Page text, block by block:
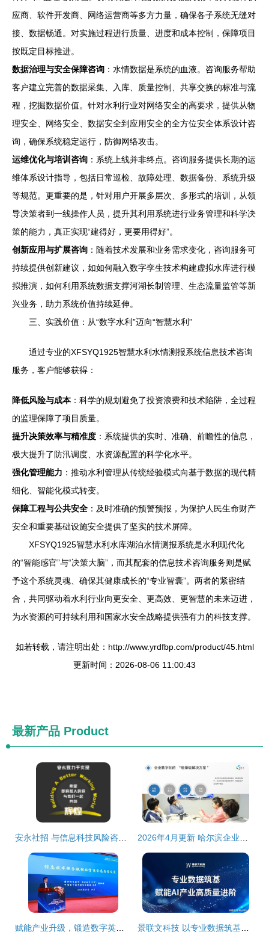
应商、软件开发商、网络运营商等多方力量，确保各子系统无缝对
接、数据畅通。对实施过程进行质量、进度和成本控制，保障项目
按既定目标推进。
数据治理与安全保障咨询 ：水情数据是系统的血液。咨询服务帮助
客户建立完善的数据采集、入库、质量控制、共享交换的标准与流
程，挖掘数据价值。针对水利行业对网络安全的高要求，提供从物
理安全、网络安全、数据安全到应用安全的全方位安全体系设计咨
询，确保系统稳定运行，防御网络攻击。
运维优化与培训咨询 ：系统上线并非终点。咨询服务提供长期的运
维体系设计指导，包括日常巡检、故障处理、数据备份、系统升级
等规范。更重要的是，针对用户开展多层次、多形式的培训，从领
导决策者到一线操作人员，提升其利用系统进行业务管理和科学决
策的能力，真正实现“建得好，更要用得好”。
创新应用与扩展咨询 ：随着技术发展和业务需求变化，咨询服务可
持续提供创新建议，如如何融入数字孪生技术构建虚拟水库进行模
拟推演，如何利用系统数据支撑河湖长制管理、生态流量监管等新
兴业务，助力系统价值持续延伸。
三、实践价值：从“数字水利”迈向“智慧水利”
通过专业的XFSYQ1925智慧水利水情测报系统信息技术咨询
服务，客户能够获得：
降低风险与成本：科学的规划避免了投资浪费和技术陷阱，全过程
的监理保障了项目质量。
提升决策效率与精准度 ：系统提供的实时、准确、前瞻性的信息，
极大提升了防汛调度、水资源配置的科学化水平。
强化管理能力 ：推动水利管理从传统经验模式向基于数据的现代精
细化、智能化模式转变。
保障工程与公共安全 ：及时准确的预警预报，为保护人民生命财产
安全和重要基础设施安全提供了坚实的技术屏障。
XFSYQ1925智慧水利水库湖泊水情测报系统是水利现代化
的“智能感官”与“决策大脑”，而其配套的信息技术咨询服务则是赋
予这个系统灵魂、确保其健康成长的“专业智囊”。两者的紧密结
合，共同驱动着水利行业向更安全、更高效、更智慧的未来迈进，
为水资源的可持续利用和国家水安全战略提供强有力的科技支撑。
如若转载，请注明出处：http://www.yrdfbp.com/product/45.html
更新时间：2026-08-06 11:00:43
最新产品 Product